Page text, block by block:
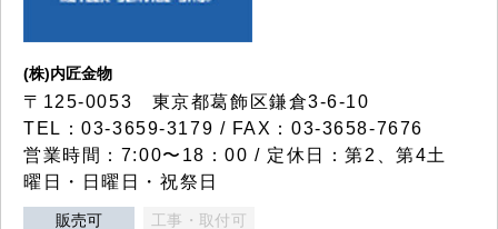
(株)内匠金物
〒125-0053 東京都葛飾区鎌倉3-6-10
TEL：03-3659-3179 / FAX：03-3658-7676
営業時間：7:00〜18：00 / 定休日：第2、第4土
曜日・日曜日・祝祭日
販売可 工事・取付可